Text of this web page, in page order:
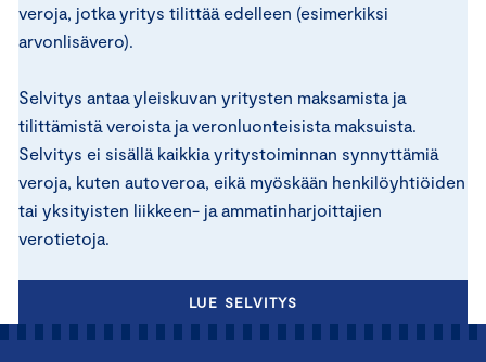
veroja, jotka yritys tilittää edelleen (esimerkiksi
arvonlisävero).
Selvitys antaa yleiskuvan yritysten maksamista ja
tilittämistä veroista ja veronluonteisista maksuista.
Selvitys ei sisällä kaikkia yritystoiminnan synnyttämiä
veroja, kuten autoveroa, eikä myöskään henkilöyhtiöiden
tai yksityisten liikkeen- ja ammatinharjoittajien
verotietoja.
LUE SELVITYS